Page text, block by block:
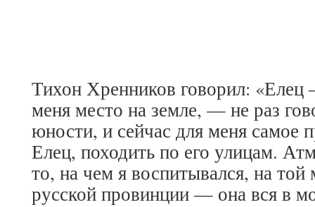
Тихон Хренников говорил: «Елец
меня место на земле, — не раз
юности, и сейчас для меня самое
Елец, походить по его улицам.
то, на чем я воспитывался, на той
русской провинции — она вся в